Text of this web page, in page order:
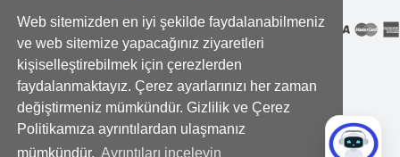
Web sitemizden en iyi şekilde faydalanabilmeniz
ve web sitemize yapacağınız ziyaretleri
kişiselleştirebilmek için çerezlerden
faydalanmaktayız. Çerez ayarlarınızı her zaman
değiştirmeniz mümkündür. Gizlilik ve Çerez
Politikamıza ayrıntılardan ulaşmanız
mümkündür. Ayrıntıları inceleyin